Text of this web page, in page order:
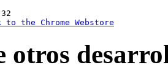
the Chrome Webstore
otros